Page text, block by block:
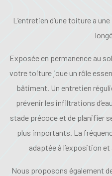
L’entretien d’une toiture a
Exposée en permanence au
votre toiture joue un rôle
bâtiment. Un entretien
prévenir les infiltrations
stade précoce et de planifier
plus importants. La
adaptée à l’exposition
Nous proposons également